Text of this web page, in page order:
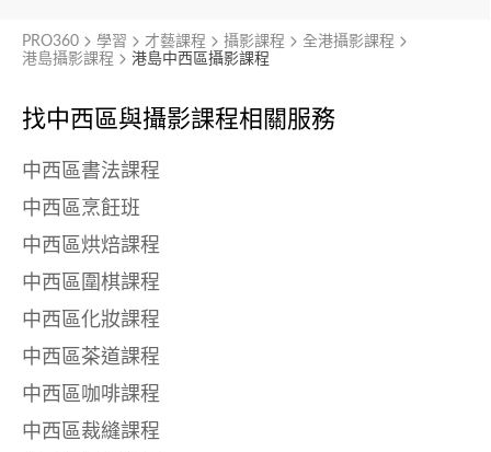
找中西區與攝影課程相關服務
中西區書法課程
中西區烹飪班
中西區烘焙課程
中西區圍棋課程
中西區化妝課程
中西區茶道課程
中西區咖啡課程
中西區裁縫課程
PRO360 學習 才藝課程 攝影課程
全港攝影課程
港島攝影課程
港島中西區攝影課程